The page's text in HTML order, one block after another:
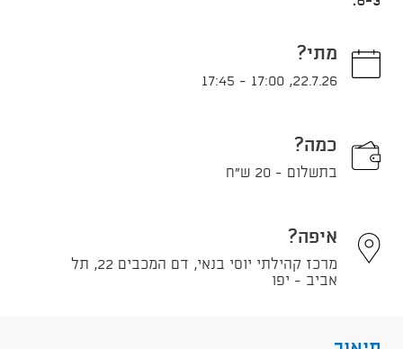
מתי?
22.7.26
,
17:00
-
17:45
כמה?
בתשלום - 20 ש"ח
איפה?
מרכז קהילתי יוסי בנאי, דם המכבים 22, תל
אביב - יפו